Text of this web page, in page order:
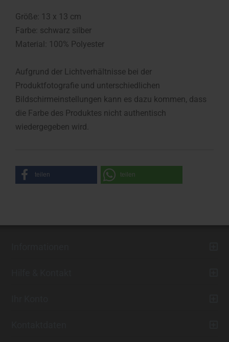
Größe: 13 x 13 cm
Farbe: schwarz silber
Material: 100% Polyester
Aufgrund der Lichtverhältnisse bei der
Produktfotografie und unterschiedlichen
Bildschirmeinstellungen kann es dazu kommen, dass
die Farbe des Produktes nicht authentisch
wiedergegeben wird.
teilen teilen